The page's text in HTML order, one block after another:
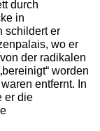
durch
in
schildert er
wo er
der radikalen
worden
entfernt. In
er die